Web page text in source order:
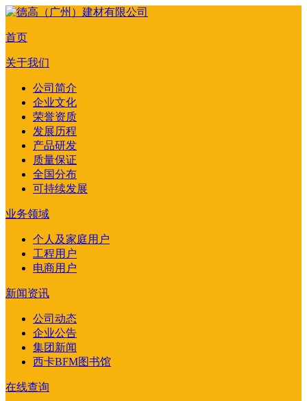
首页
关于我们
公司简介
企业文化
荣誉资质
发展历程
产品研发
质量保证
全国分布
可持续发展
业务领域
个人及家庭用户
工程用户
电商用户
新闻资讯
公司动态
企业公告
集团新闻
西卡BFM图书馆
在线查询